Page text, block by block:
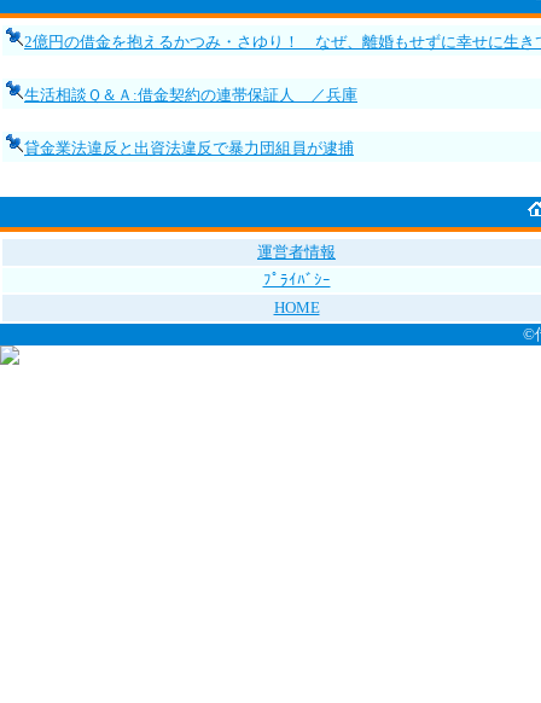
2億円の借金を抱えるかつみ・さゆり！ なぜ、離婚もせずに幸せに生き
生活相談Ｑ＆Ａ:借金契約の連帯保証人 ／兵庫
貸金業法違反と出資法違反で暴力団組員が逮捕
運営者情報
ﾌﾟﾗｲﾊﾞｼｰ
HOME
©